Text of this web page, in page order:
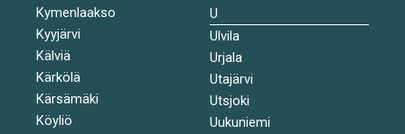
Kymenlaakso
Kyyjärvi
Kälviä
Kärkölä
Kärsämäki
Köyliö
U
Ulvila
Urjala
Utajärvi
Utsjoki
Uukuniemi